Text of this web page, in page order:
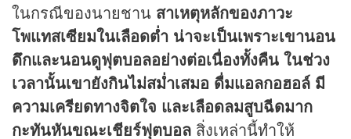
ในกรณีของนายชาน สาเหตุหลักของภาวะ
โพแทสเซียมในเลือดต่ำ น่าจะเป็นเพราะเขานอน
ดึกและนอนดูฟุตบอลอย่างต่อเนื่องทั้งคืน ในช่วง
เวลานั้นเขายังกินไม่สม่ำเสมอ ดื่มแอลกอฮอล์ มี
ความเครียดทางจิตใจ และเลือดลมสูบฉีดมาก
กะทันหันขณะเชียร์ฟุตบอล สิ่งเหล่านี้ทำให้